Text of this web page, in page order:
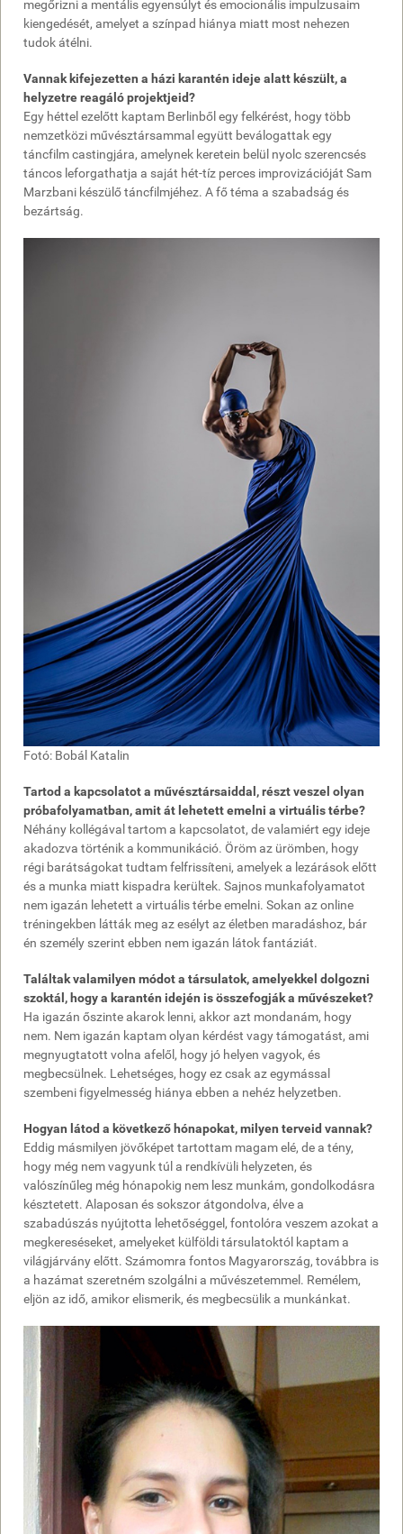
megőrizni a mentális egyensúlyt és emocionális impulzusaim
kiengedését, amelyet a színpad hiánya miatt most nehezen
tudok átélni.
Vannak kifejezetten a házi karantén ideje alatt készült, a
helyzetre reagáló projektjeid?
Egy héttel ezelőtt kaptam Berlinből egy felkérést, hogy több
nemzetközi művésztársammal együtt beválogattak egy
táncfilm castingjára, amelynek keretein belül nyolc szerencsés
táncos leforgathatja a saját hét-tíz perces improvizációját Sam
Marzbani készülő táncfilmjéhez. A fő téma a szabadság és
bezártság.
Fotó: Bobál Katalin
Tartod a kapcsolatot a művésztársaiddal, részt veszel olyan
próbafolyamatban, amit át lehetett emelni a virtuális térbe?
Néhány kollégával tartom a kapcsolatot, de valamiért egy ideje
akadozva történik a kommunikáció. Öröm az ürömben, hogy
régi barátságokat tudtam felfrissíteni, amelyek a lezárások előtt
és a munka miatt kispadra kerültek. Sajnos munkafolyamatot
nem igazán lehetett a virtuális térbe emelni. Sokan az online
tréningekben látták meg az esélyt az életben maradáshoz, bár
én személy szerint ebben nem igazán látok fantáziát.
Találtak valamilyen módot a társulatok, amelyekkel dolgozni
szoktál, hogy a karantén idején is összefogják a művészeket?
Ha igazán őszinte akarok lenni, akkor azt mondanám, hogy
nem. Nem igazán kaptam olyan kérdést vagy támogatást, ami
megnyugtatott volna afelől, hogy jó helyen vagyok, és
megbecsülnek. Lehetséges, hogy ez csak az egymással
szembeni figyelmesség hiánya ebben a nehéz helyzetben.
Hogyan látod a következő hónapokat, milyen terveid vannak?
Eddig másmilyen jövőképet tartottam magam elé, de a tény,
hogy még nem vagyunk túl a rendkívüli helyzeten, és
valószínűleg még hónapokig nem lesz munkám, gondolkodásra
késztetett. Alaposan és sokszor átgondolva, élve a
szabadúszás nyújtotta lehetőséggel, fontolóra veszem azokat a
megkereséseket, amelyeket külföldi társulatoktól kaptam a
világjárvány előtt. Számomra fontos Magyarország, továbbra is
a hazámat szeretném szolgálni a művészetemmel. Remélem,
eljön az idő, amikor elismerik, és megbecsülik a munkánkat.